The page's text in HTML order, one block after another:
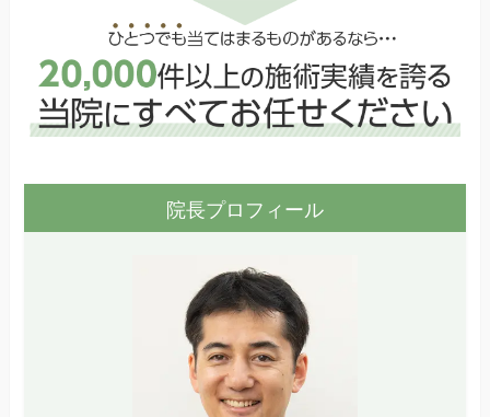
院長プロフィール